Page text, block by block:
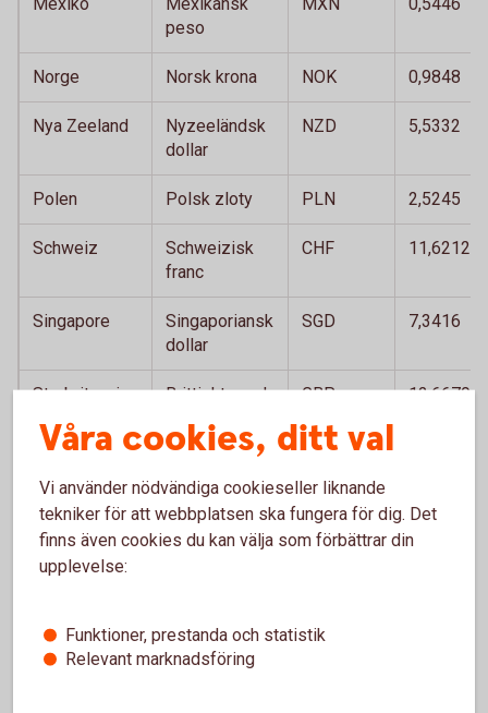
peso
Norge Norsk krona NOK 0,9848
Nya Zeeland
Nyzeeländsk
dollar
NZD 5,5332
Polen Polsk zloty PLN 2,5245
Schweiz
Schweizisk
franc
CHF 11,6212
Singapore
Singaporiansk
dollar
SGD 7,3416
Storbritannien Brittiskt pund GBP 12,6679
Sydafrika
Sydafrikansk
ZAR
Thailand Thailänsk bath THB 0,2833
Tjeckien
Ungern Ungersk forint
Våra cookies, ditt val
Vi använder nödvändiga cookieseller liknande
tekniker för att webbplatsen ska fungera för dig. Det
finns även cookies du kan välja som förbättrar din
upplevelse:
Funktioner, prestanda och statistik
Relevant marknadsföring